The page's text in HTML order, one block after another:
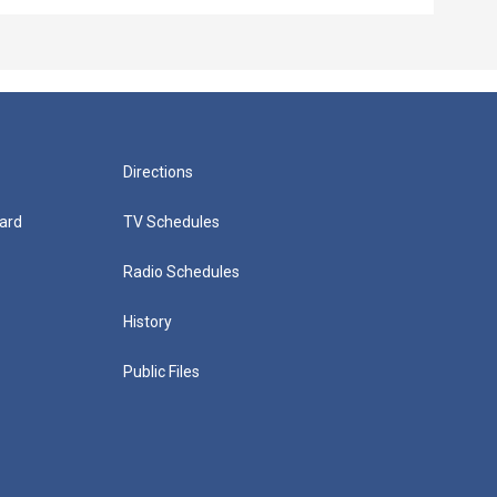
Directions
TV Schedules
Radio Schedules
History
Public Files